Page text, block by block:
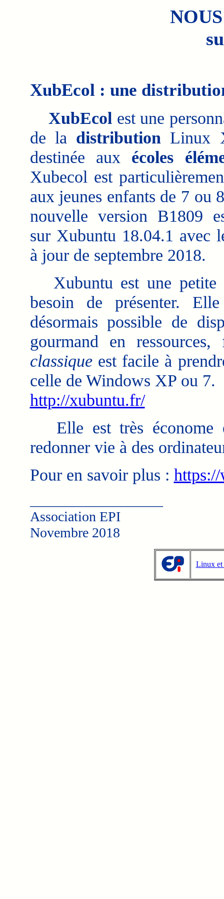
XubEcol : une
XubEcol est une
de la distribution Linux
destinée aux écoles
Xubecol est
aux jeunes enfants de 7 ou
nouvelle version B1809
sur Xubuntu 18.04.1 avec
à jour de septembre 2018.
Xubuntu est une petite
besoin de présenter.
désormais possible de
gourmand en
classiqueest facile à
celle de Windows XP ou 7.
http://xubuntu.fr/
Elle est très économe
redonner vie à des
Pour en savoir plus :
Association EPI
Novembre 2018
Linux et